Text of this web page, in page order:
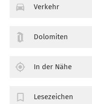
Verkehr
Dolomiten
In der Nähe
Lesezeichen